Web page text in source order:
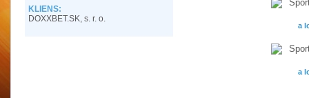
KLIENS:
DOXXBET.SK, s. r. o.
a
a